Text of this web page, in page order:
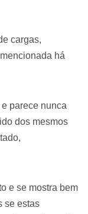
cargas,
há
parece nunca
dos mesmos
e se mostra bem
se estas